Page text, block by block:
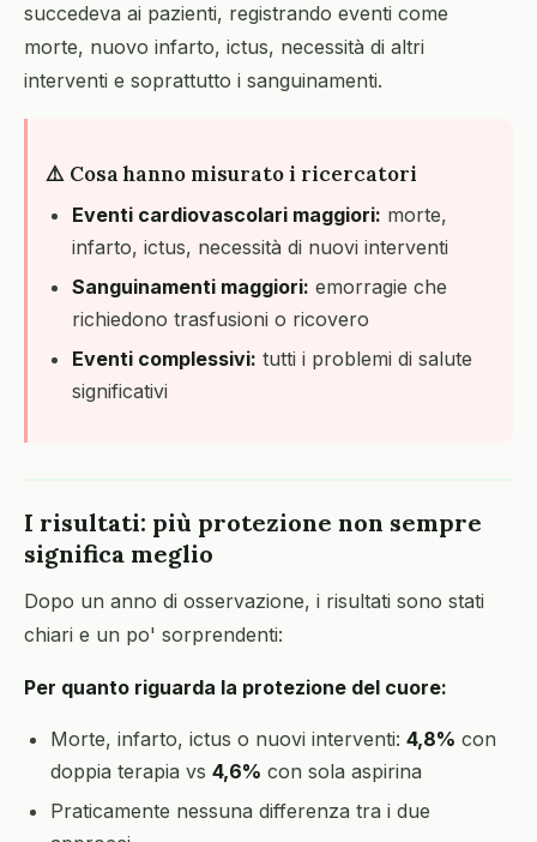
succedeva ai pazienti, registrando eventi come
morte, nuovo infarto, ictus, necessità di altri
interventi e soprattutto i sanguinamenti.
⚠️ Cosa hanno misurato i ricercatori
Eventi cardiovascolari maggiori: morte,
infarto, ictus, necessità di nuovi interventi
Sanguinamenti maggiori: emorragie che
richiedono trasfusioni o ricovero
Eventi complessivi: tutti i problemi di salute
significativi
I risultati: più protezione non sempre
significa meglio
Dopo un anno di osservazione, i risultati sono stati
chiari e un po' sorprendenti:
Per quanto riguarda la protezione del cuore:
Morte, infarto, ictus o nuovi interventi: 4,8% con
doppia terapia vs 4,6% con sola aspirina
Praticamente nessuna differenza tra i due